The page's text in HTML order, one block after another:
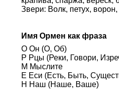
Звери: Волк, петух,
Имя Ормен как фраза
О Он (О, Об)
Р Рцы (Реки, Говори,
М Мыслите
Е Еси (Есть, Быть,
Н Наш (Наше, Ваше)